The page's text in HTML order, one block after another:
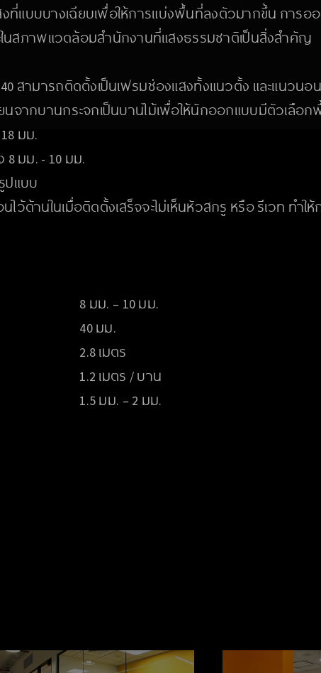
ที่แบบบางเฉียบเพื่อให้การแบ่งพื้นที่ลงตัวมากขึ้น การออ
นสภาพแวดล้อมสำนักงานที่แสงธรรมชาติเป็นสิ่งสำคัญ
40 สามารถติดตั้งเป็นเฟรมช่องแสงทั้งแนวตั้ง และแนวนอน
ยนจากบานกระจกเป็นบานไม้เพื่อให้นักออกแบบมีตัวเลื
มม.
8 มม. - 10 มม.
ปแบบ
ว้ด้านในเมื่อติดตั้งเสร็จจะไม่เห็นหัวสกรู หรือ รีเวท ทำใ
8 มม. – 10 มม.
40 มม.
2.8 เมตร
1.2 เมตร / บาน
1.5 มม. – 2 มม.